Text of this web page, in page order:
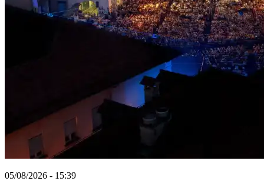
05/08/2026 - 15:39